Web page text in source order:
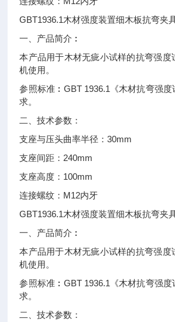
GBT1936.1木材强度装置细木板抗弯夹
一、 产品简介︰
本产品用于木材无疵小试样的抗弯强度
机使用。
参照标准︰ GBT 1936.1 《木材抗弯强
求。
二、技术参数：
支座与压头曲率半径：30mm
支座间距： 240mm
支座高度： 100mm
连接螺纹： M12内牙
GBT1936.1木材强度装置细木板抗弯夹
一、 产品简介︰
本产品用于木材无疵小试样的抗弯强度
机使用。
参照标准︰ GBT 1936.1 《木材抗弯强
求。
二、技术参数：